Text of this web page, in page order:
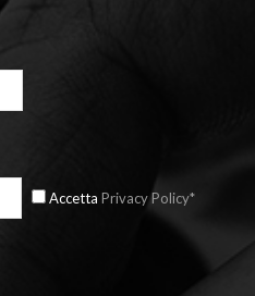
Accetta Privacy Policy*